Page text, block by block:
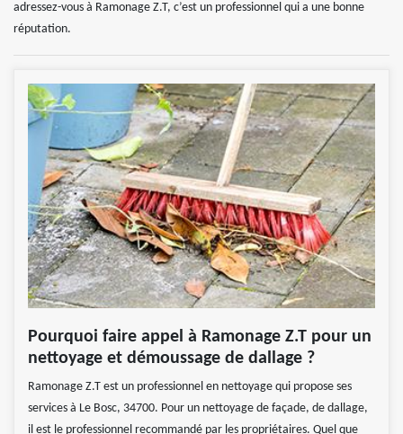
adressez-vous à Ramonage Z.T, c’est un professionnel qui a une bonne
réputation.
Pourquoi faire appel à Ramonage Z.T pour un
nettoyage et démoussage de dallage ?
Ramonage Z.T est un professionnel en nettoyage qui propose ses
services à Le Bosc, 34700. Pour un nettoyage de façade, de dallage,
il est le professionnel recommandé par les propriétaires. Quel que